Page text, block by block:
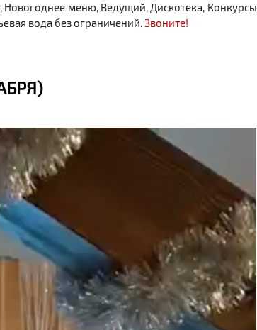
Новогоднее меню, Ведущий, Дискотека, Конкурсы
вода без ограничений.Звоните!